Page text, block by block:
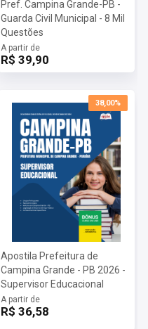
Pref. Campina Grande-PB -
Guarda Civil Municipal - 8 Mil
Questões
A partir de
R$ 39,90
38,00%
Apostila Prefeitura de
Campina Grande - PB 2026 -
Supervisor Educacional
A partir de
R$ 36,58